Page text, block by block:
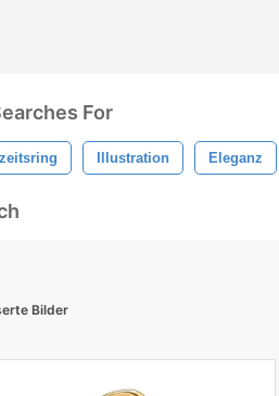
For
Illustration Eleganz
Bilder